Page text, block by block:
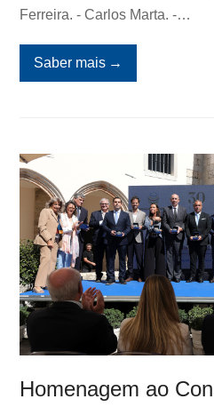
Ferreira. - Carlos Marta. -…
Saber mais →
Homenagem ao